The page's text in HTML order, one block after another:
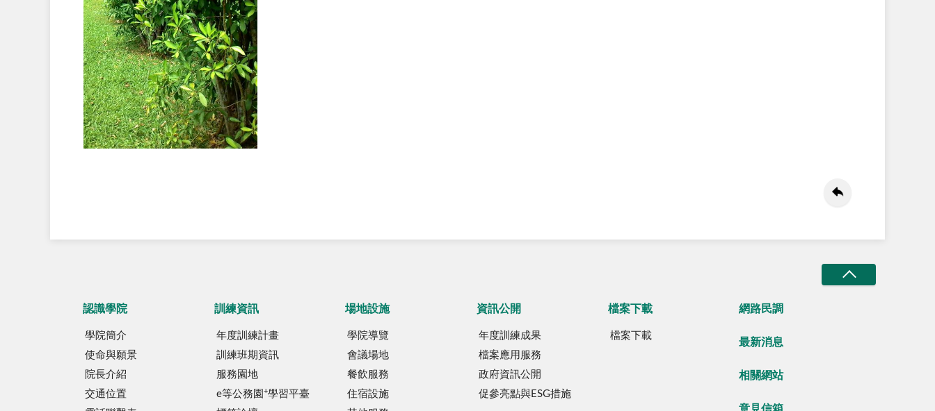
認識學院
學院簡介
使命與願景
院長介紹
交通位置
訓練資訊
年度訓練計畫
訓練班期資訊
服務園地
e等公務園 +學習平臺
場地設施
學院導覽
會議場地
餐飲服務
住宿設施
資訊公開
年度訓練成果
檔案應用服務
政府資訊公開
促參亮點與ESG措施
檔案下載
檔案下載
網路民調
最新消息
相關網站